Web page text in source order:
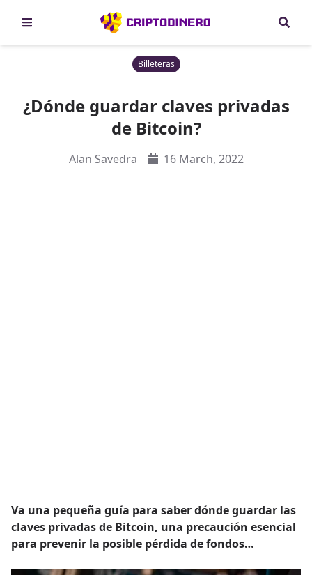
Billeteras
¿Dónde guardar claves privadas
de Bitcoin?
Alan Savedra 16 March, 2022
Va una pequeña guía para saber dónde guardar las
claves privadas de Bitcoin, una precaución esencial
para prevenir la posible pérdida de fondos…